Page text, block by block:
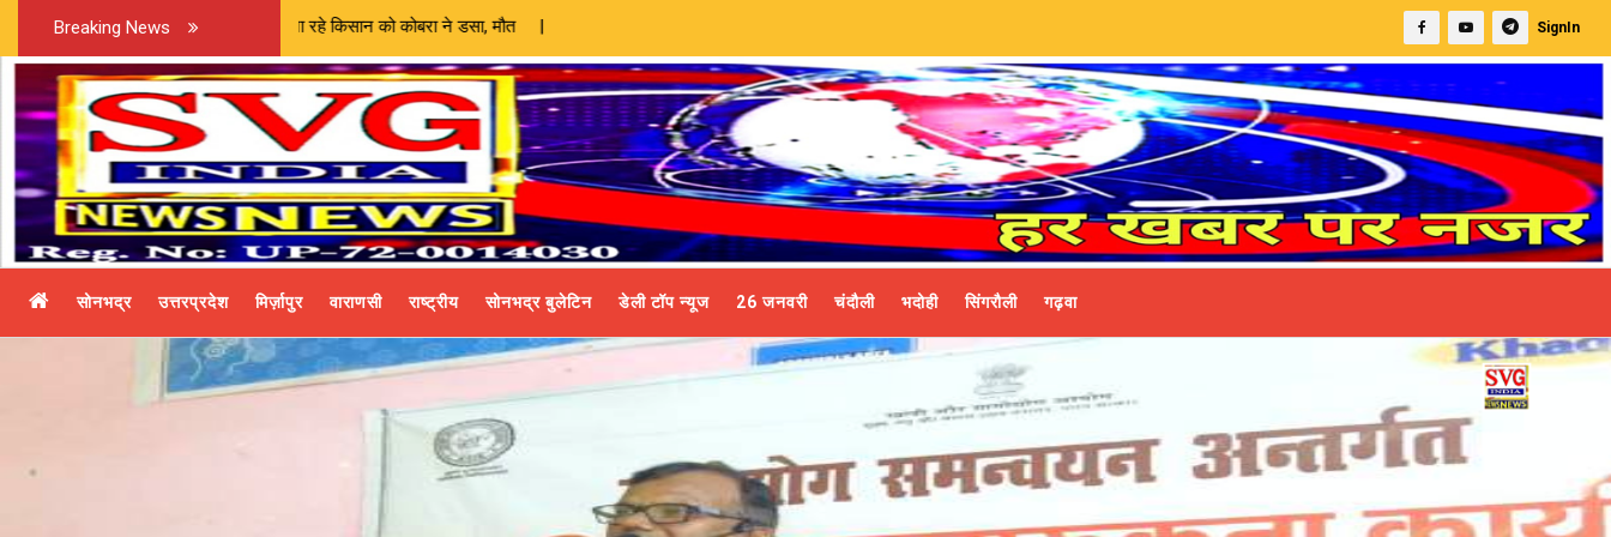
Breaking News
मृत चूहा निकालने जा रहे किसान को कोबरा ने डसा, मौत | SignIn
सोनभद्र उत्तरप्रदेश मिर्ज़ापुर वाराणसी राष्ट्रीय सोनभद्र बुलेटिन डेली टॉप न्यूज 26 जनवरी चंदौली भदोही सिंगरौली गढ़वा